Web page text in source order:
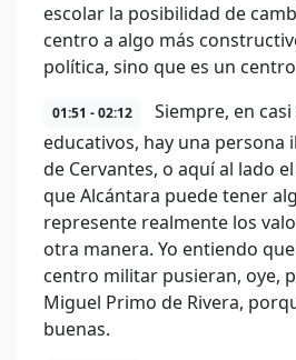
escolar la posibilidad de
centro a algo más
política, sino que es un
01:51 - 02:12
Siempre, en
educativos, hay una persona
de Cervantes, o aquí al lado
que Alcántara puede tener
represente realmente los
otra manera. Yo entiendo
centro militar pusieran, oye,
Miguel Primo de Rivera,
buenas.